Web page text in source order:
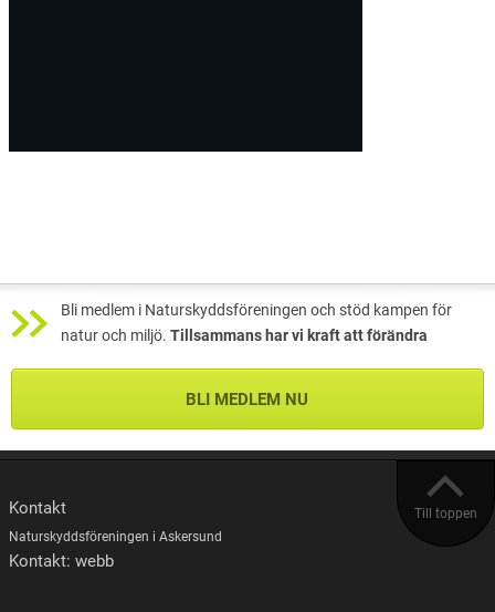
Bli medlem i Naturskyddsföreningen och stöd kampen för
natur och miljö. Tillsammans har vi kraft att förändra
BLI MEDLEM NU
Till toppen
Kontakt
Naturskyddsföreningen i Askersund
Kontakt: webb